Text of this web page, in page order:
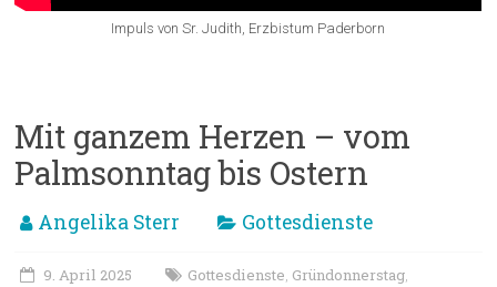
Impuls von Sr. Judith, Erzbistum Paderborn
Mit ganzem Herzen – vom
Palmsonntag bis Ostern
Angelika Sterr Gottesdienste
9. April 2025 Gottesdienste, Gründonnerstag,